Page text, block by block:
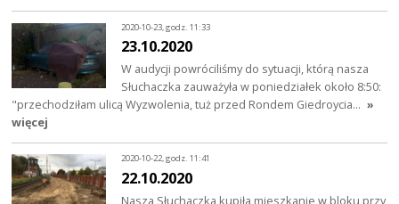
2020-10-23, godz. 11:33
23.10.2020
W audycji powróciliśmy do sytuacji, którą nasza
Słuchaczka zauważyła w poniedziałek około 8:50:
"przechodziłam ulicą Wyzwolenia, tuż przed Rondem Giedroycia… »
więcej
2020-10-22, godz. 11:41
22.10.2020
Nasza Słuchaczka kupiła mieszkanie w bloku przy